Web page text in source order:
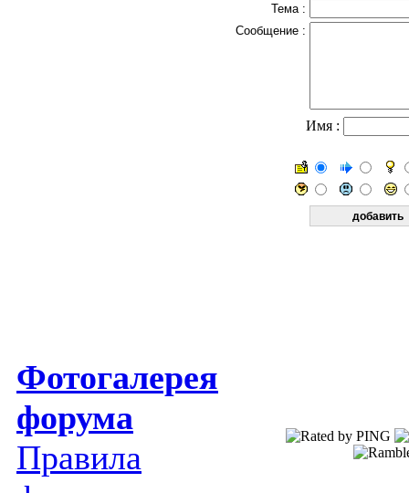
Тема :
Сообщение :
Имя :
Фотогалерея
форума
Правила